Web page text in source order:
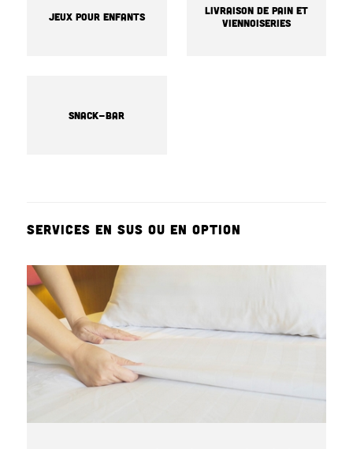
Jeux pour enfants
Livraison de pain et
viennoiseries
Snack-bar
SERVICES EN SUS OU EN OPTION